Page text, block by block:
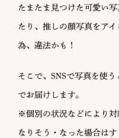
たまたま見つけた可愛い
たり、推しの顔写真をア
為、違法かも！
そこで、SNSで写真を使
でお届けします。
※個別の状況などにより対
なりそう・なった場合は